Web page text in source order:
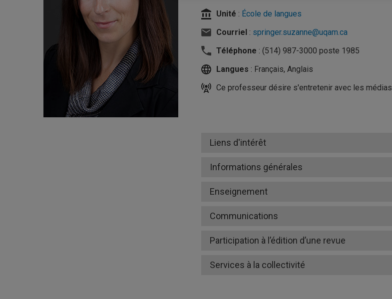
Unité : École de langues
Courriel: springer.suzanne@uqam.ca
Téléphone : (514) 987-3000 poste 1985
Langues : Français, Anglais
Ce professeur désire s'entretenir avec les médias
Liens d'intérêt
Informations générales
Enseignement
Communications
Participation à l’édition d’une revue
Services à la collectivité